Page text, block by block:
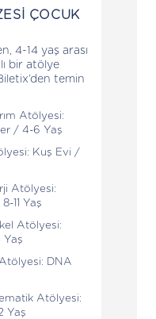
ÇOCUK
4-14 yaş arası
bir atölye
temin
Atölyesi:
/ 4-6 Yaş
Kuş Evi /
Atölyesi:
11 Yaş
Atölyesi:
Yaş
DNA
Atölyesi:
Yaş